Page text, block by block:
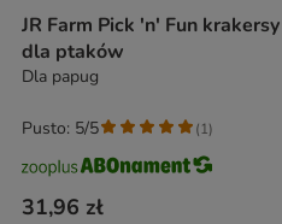
JR Farm Pick 'n' Fun krakersy
dla ptaków
Dla papug
31,96 zł
Pusto: 5/5 (1)